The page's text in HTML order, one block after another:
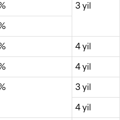
3 yil
4 yil
4 yil
3 yil
4 yil